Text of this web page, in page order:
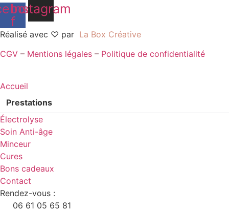
f
Instagram
Réalisé avec ♡ par La Box Créative
CGV – Mentions légales – Politique de confidentialité
Accueil
Prestations
Électrolyse
Soin Anti-âge
Minceur
Cures
Bons cadeaux
Contact
Rendez-vous :
06 61 05 65 81